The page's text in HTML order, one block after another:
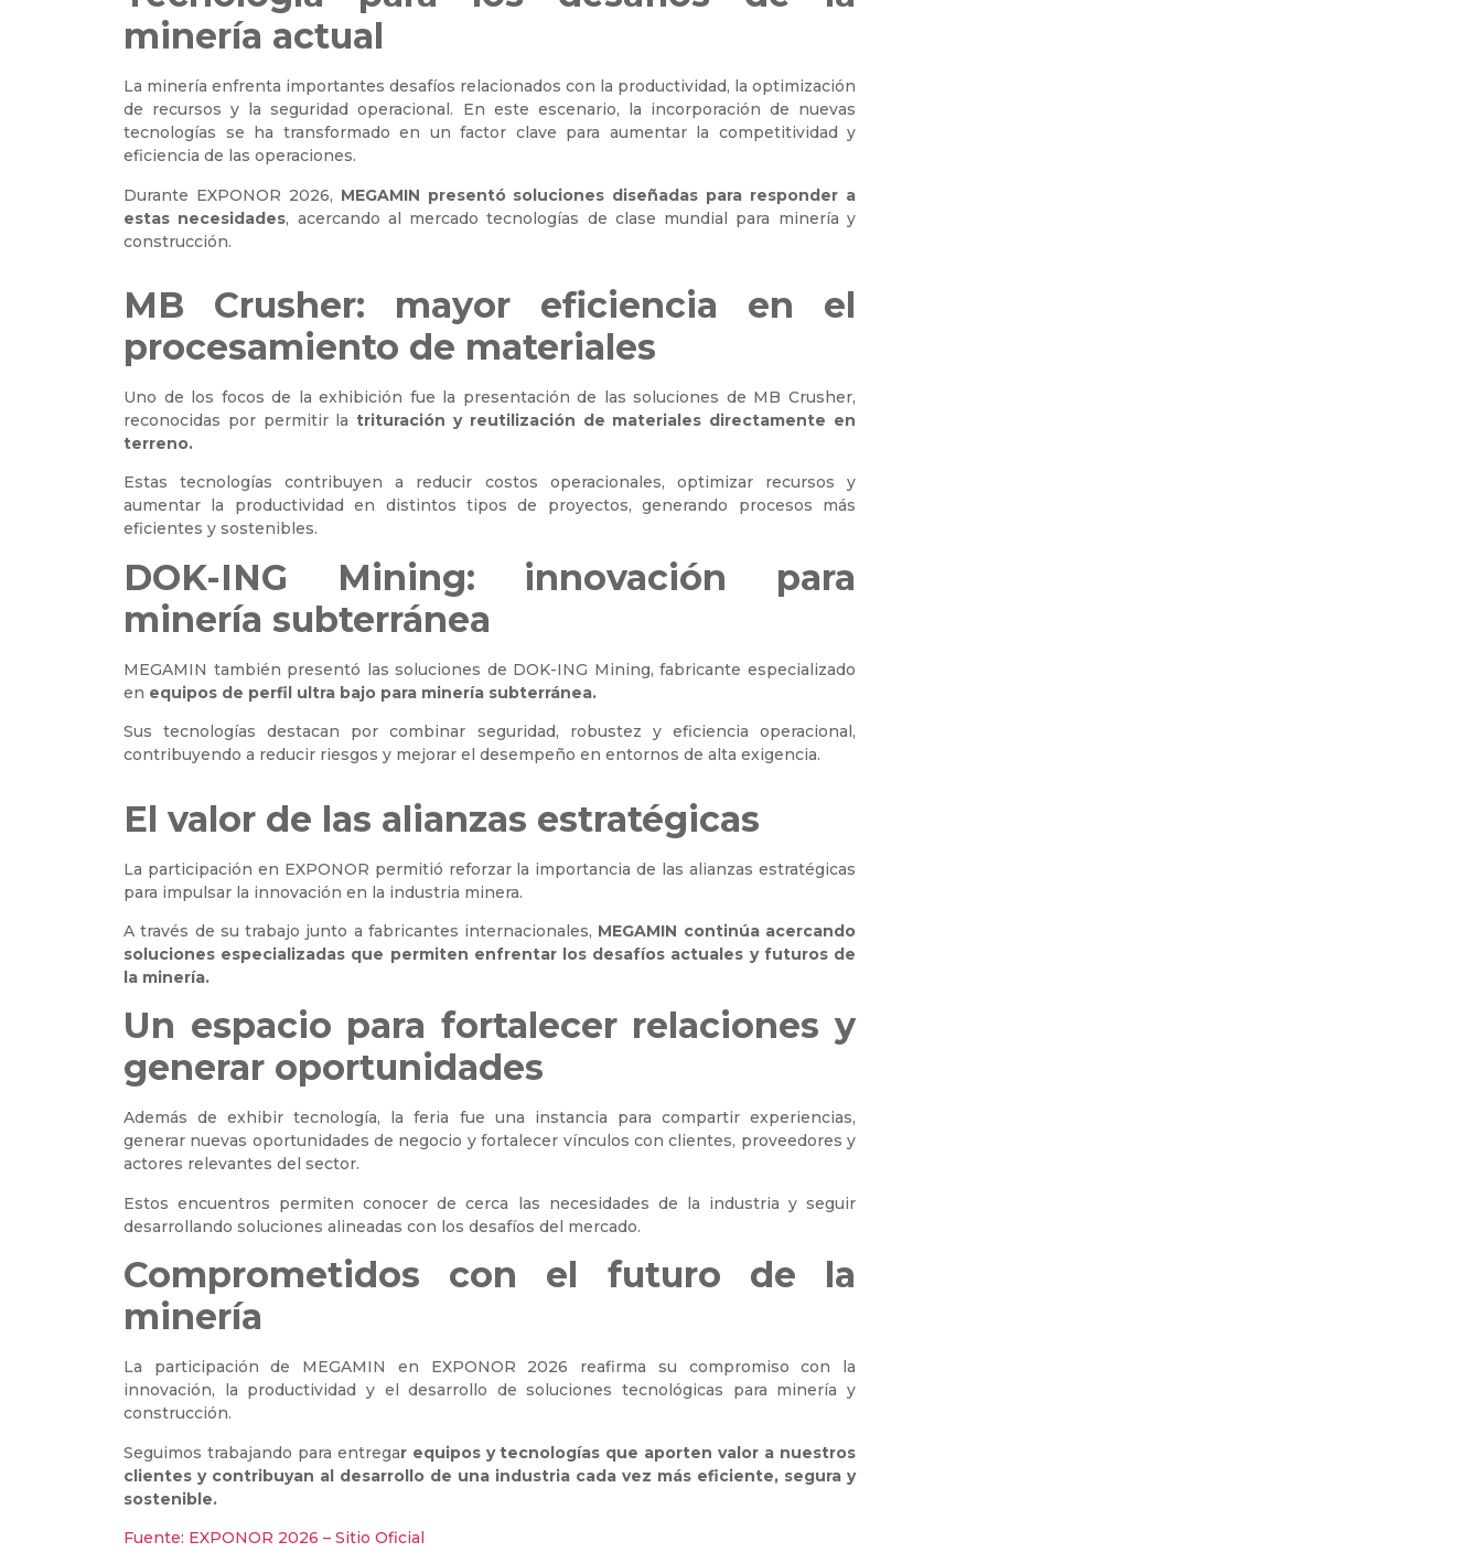
minería actual
La minería enfrenta importantes desafíos relacionados con la productividad, la optimización
de recursos y la seguridad operacional. En este escenario, la incorporación de nuevas
tecnologías se ha transformado en un factor clave para aumentar la competitividad y
eficiencia de las operaciones.
Durante EXPONOR 2026, MEGAMIN presentó soluciones diseñadas para responder a
estas necesidades, acercando al mercado tecnologías de clase mundial para minería y
construcción.
MB Crusher: mayor eficiencia en el
procesamiento de materiales
Uno de los focos de la exhibición fue la presentación de las soluciones de MB Crusher,
reconocidas por permitir latrituración y reutilización de materiales directamente en
terreno.
Estas tecnologías contribuyen a reducir costos operacionales, optimizar recursos y
aumentar la productividad en distintos tipos de proyectos, generando procesos más
eficientes y sostenibles.
DOK-ING Mining: innovación para
minería subterránea
MEGAMIN también presentó las soluciones de DOK-ING Mining, fabricante especializado
en equipos de perfil ultra bajo para minería subterránea.
Sus tecnologías destacan por combinar seguridad, robustez y eficiencia operacional,
contribuyendo a reducir riesgos y mejorar el desempeño en entornos de alta exigencia.
El valor de las alianzas estratégicas
La participación en EXPONOR permitió reforzar la importancia de las alianzas estratégicas
para impulsar la innovación en la industria minera.
A través de su trabajo junto a fabricantes internacionales, MEGAMIN continúa acercando
soluciones especializadas que permiten enfrentar los desafíos actuales y futuros de
la minería.
Un espacio para fortalecer relaciones y
generar oportunidades
Además de exhibir tecnología, la feria fue una instancia para compartir experiencias,
generar nuevas oportunidades de negocio y fortalecer vínculos con clientes, proveedores y
actores relevantes del sector.
Estos encuentros permiten conocer de cerca las necesidades de la industria y seguir
desarrollando soluciones alineadas con los desafíos del mercado.
Comprometidos con el futuro de la
minería
La participación de MEGAMIN en EXPONOR 2026 reafirma su compromiso con la
innovación, la productividad y el desarrollo de soluciones tecnológicas para minería y
construcción.
Seguimos trabajando para entregar equipos y tecnologías que aporten valor a nuestros
clientes y contribuyan al desarrollo de una industria cada vez más eficiente, segura y
sostenible.
Fuente: EXPONOR 2026 – Sitio Oficial